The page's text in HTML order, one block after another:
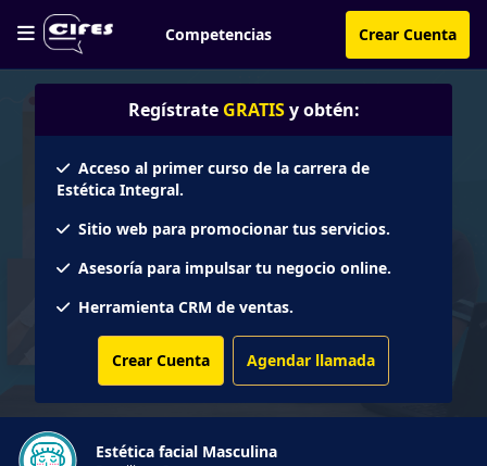
Competencias Crear Cuenta
Regístrate GRATIS y obtén:
Acceso al primer curso de la carrera de
Estética Integral.
Sitio web para promocionar tus servicios.
Asesoría para impulsar tu negocio online.
Herramienta CRM de ventas.
Crear Cuenta Agendar llamada
Estética facial Masculina